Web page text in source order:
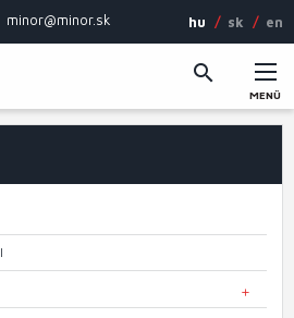
minor@minor.sk hu sk en
MENÜ